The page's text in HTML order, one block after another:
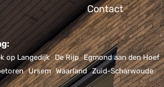
Contact
op Langedijk De Rijp Egmond aan den Hoef
Ursem Waarland Zuid-Scharwoude